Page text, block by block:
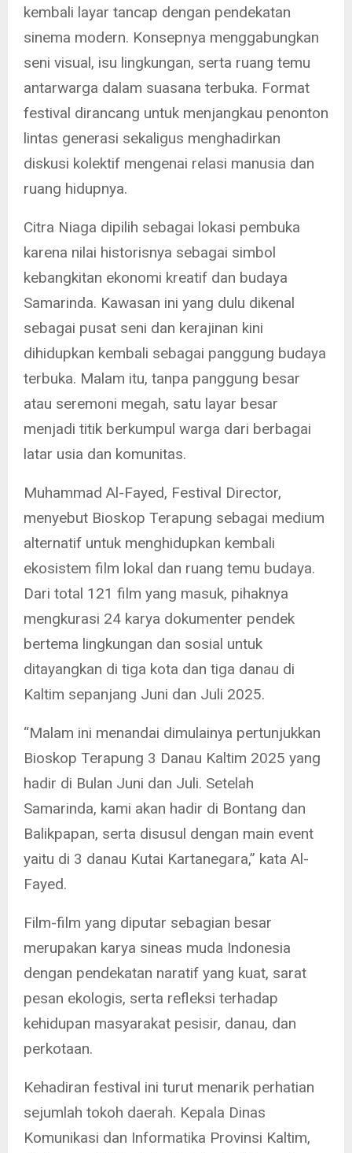
kembali layar tancap dengan pendekatan
sinema modern. Konsepnya menggabungkan
seni visual, isu lingkungan, serta ruang temu
antarwarga dalam suasana terbuka. Format
festival dirancang untuk menjangkau penonton
lintas generasi sekaligus menghadirkan
diskusi kolektif mengenai relasi manusia dan
ruang hidupnya.
Citra Niaga dipilih sebagai lokasi pembuka
karena nilai historisnya sebagai simbol
kebangkitan ekonomi kreatif dan budaya
Samarinda. Kawasan ini yang dulu dikenal
sebagai pusat seni dan kerajinan kini
dihidupkan kembali sebagai panggung budaya
terbuka. Malam itu, tanpa panggung besar
atau seremoni megah, satu layar besar
menjadi titik berkumpul warga dari berbagai
latar usia dan komunitas.
Muhammad Al-Fayed, Festival Director,
menyebut Bioskop Terapung sebagai medium
alternatif untuk menghidupkan kembali
ekosistem film lokal dan ruang temu budaya.
Dari total 121 film yang masuk, pihaknya
mengkurasi 24 karya dokumenter pendek
bertema lingkungan dan sosial untuk
ditayangkan di tiga kota dan tiga danau di
Kaltim sepanjang Juni dan Juli 2025.
“Malam ini menandai dimulainya pertunjukkan
Bioskop Terapung 3 Danau Kaltim 2025 yang
hadir di Bulan Juni dan Juli. Setelah
Samarinda, kami akan hadir di Bontang dan
Balikpapan, serta disusul dengan main event
yaitu di 3 danau Kutai Kartanegara,” kata Al-
Fayed.
Film-film yang diputar sebagian besar
merupakan karya sineas muda Indonesia
dengan pendekatan naratif yang kuat, sarat
pesan ekologis, serta refleksi terhadap
kehidupan masyarakat pesisir, danau, dan
perkotaan.
Kehadiran festival ini turut menarik perhatian
sejumlah tokoh daerah. Kepala Dinas
Komunikasi dan Informatika Provinsi Kaltim,